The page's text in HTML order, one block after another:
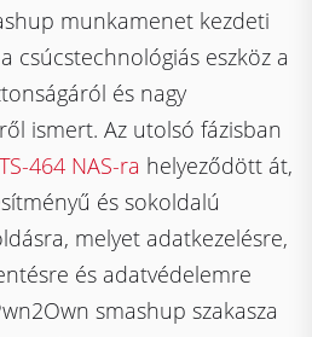
munkamenet kezdeti
csúcstechnológiás eszköz a
és nagy
ismert. Az utolsó fázisban
TS-464 NAS-ra helyeződött át,
és sokoldalú
melyet adatkezelésre,
és adatvédelemre
smashup szakasza